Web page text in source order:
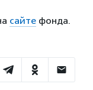
сайте фонда.